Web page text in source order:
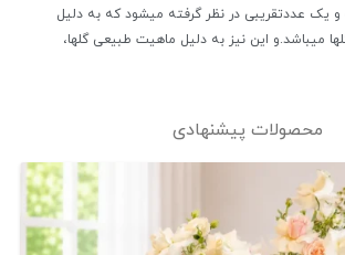
یک عددتقریبی در نظر گرفته میشود که به دلیل
میباشد.و این نیز به دلیل ماهیت طبیعی گلها،
محصولات پیشنهادی